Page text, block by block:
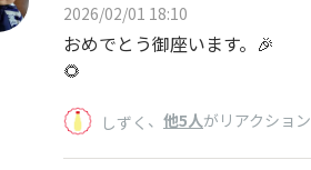
2026/02/01 18:10
おめでとう御座います。🎉
🌻
しずく 、 他5人がリアクション